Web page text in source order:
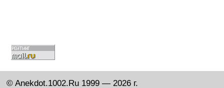
© Anekdot.1002.Ru 1999 — 2026 г.